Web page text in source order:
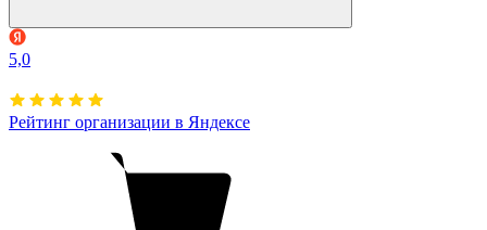
5,0
Рейтинг организации в Яндексе